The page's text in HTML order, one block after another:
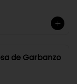
de Garbanzo